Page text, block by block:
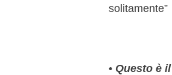
solitamente”
• Questo è